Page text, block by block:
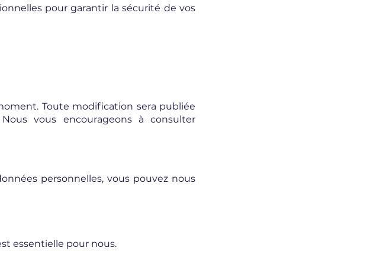
pour garantir la sécurité de vos
Toute modification sera publiée
vous encourageons à consulter
personnelles, vous pouvez nous
essentielle pour nous.